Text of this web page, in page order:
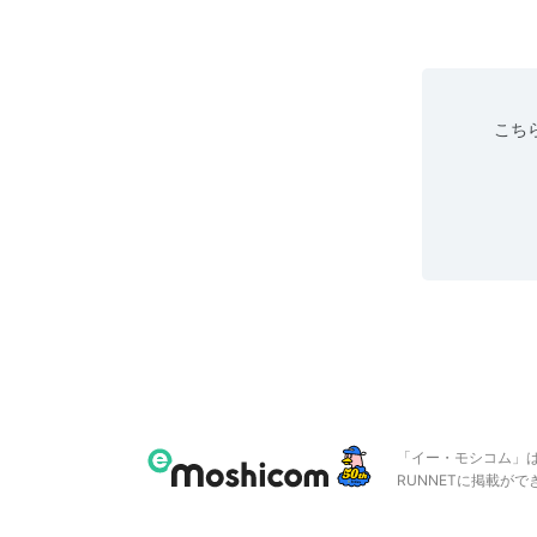
こち
「イー・モシコム
RUNNETに掲載がで